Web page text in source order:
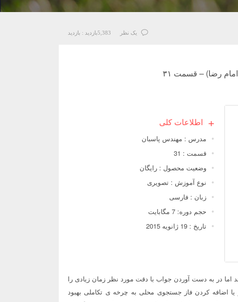
یک نظر بازدید :5,383 بازدید
رضا) – قسمت ۳۱
اطلاعات کلی
مدرس : مهندس پاسبان
قسمت : 31
وضعیت محصول : رایگان
نوع آموزش : تصویری
زبان : فارسی
حجم دوره: 7 مگابایت
تاریخ : 19 ژانویه 2015
در به دست آوردن جواب با دقت مورد نظر زمان زیادی را
اضافه کردن فاز جستجوی محلی به چرخه ی تکاملی بهبود